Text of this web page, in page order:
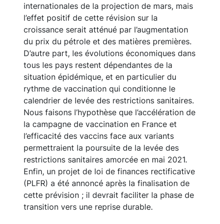
internationales de la projection de mars, mais
l’effet positif de cette révision sur la
croissance serait atténué par l’augmentation
du prix du pétrole et des matières premières.
D’autre part, les évolutions économiques dans
tous les pays restent dépendantes de la
situation épidémique, et en particulier du
rythme de vaccination qui conditionne le
calendrier de levée des restrictions sanitaires.
Nous faisons l’hypothèse que l’accélération de
la campagne de vaccination en France et
l’efficacité des vaccins face aux variants
permettraient la poursuite de la levée des
restrictions sanitaires amorcée en mai 2021.
Enfin, un projet de loi de finances rectificative
(PLFR) a été annoncé après la finalisation de
cette prévision ; il devrait faciliter la phase de
transition vers une reprise durable.